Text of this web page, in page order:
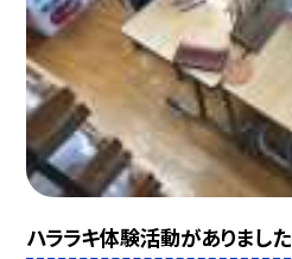
ハララキ体験活動がありました